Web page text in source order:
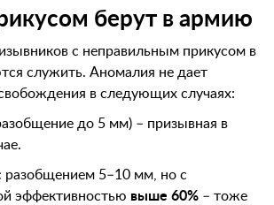
берут в армию
с неправильным прикусом в
служить. Аномалия не дает
в следующих случаях:
до 5 мм) – призывная в
разобщением 5–10 мм, но с
эффективностью выше 60% – тоже